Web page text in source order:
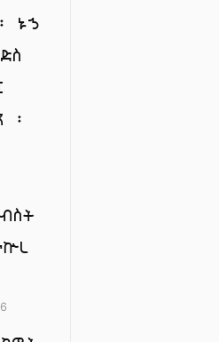
ኑኃ
፡